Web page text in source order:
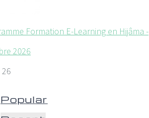
Formation E-Learning en Hijâma -
2026
Popular